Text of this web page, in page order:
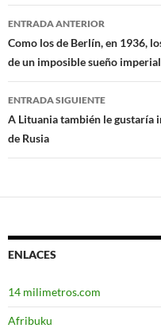
Navegación
de
entradas
ENTRADA ANTERIOR
Como los de Berlín, en 1936,
de un imposible sueño imperial
ENTRADA SIGUIENTE
A Lituania también le gustaría
de Rusia
ENLACES
14 milimetros.com
Afribuku